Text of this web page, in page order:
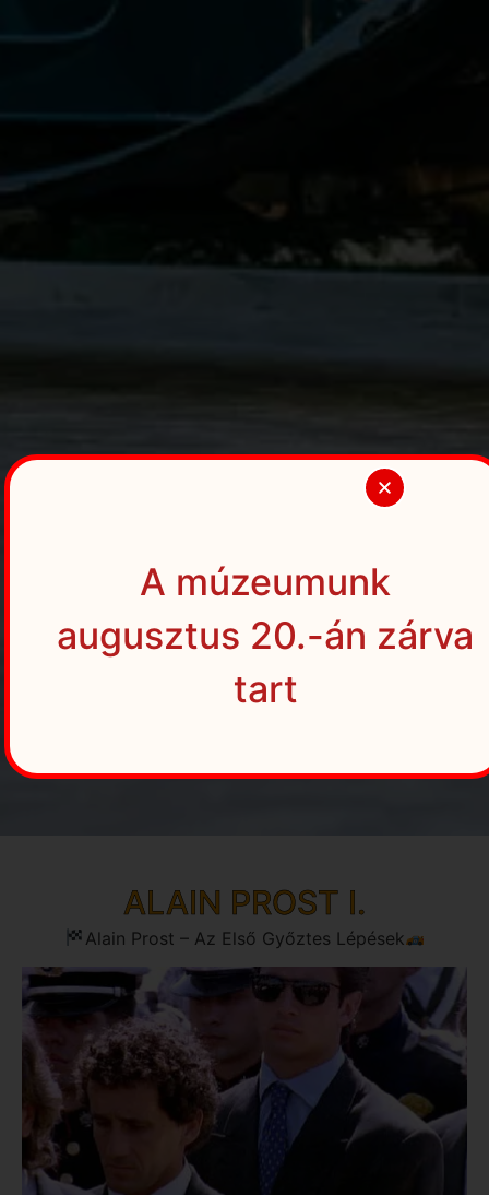
ALAIN PROST I.
Alain Prost – Az Első Győztes Lépések
A múzeumunk
augusztus 20.-án zárva
tart